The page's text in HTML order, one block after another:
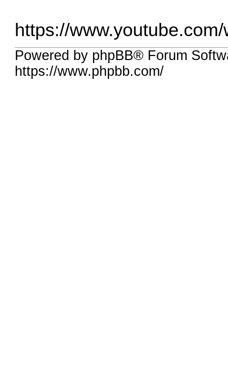
https://
Powered by phpBB® Forum
https://www.phpbb.com/